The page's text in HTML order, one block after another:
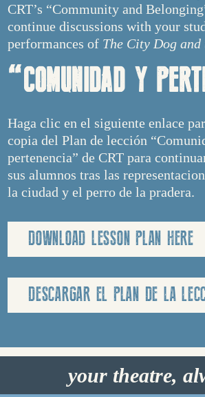
CRT’s “Community and
continue discussions with your
performances of The City Dog
“COMUNIDAD Y
Haga clic en el siguiente enlace
copia del Plan de lección
pertenencia” de CRT para
sus alumnos tras las
la ciudad y el perro de la pradera.
DOWNLOAD LESSON PLAN HERE
DESCARGAR EL PLAN DE LA
your theatre,